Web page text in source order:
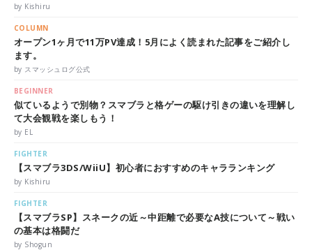
by Kishiru
COLUMN
オープン1ヶ月で11万PV達成！5月によく読まれた記事をご紹介し
ます。
by スマッシュログ公式
BEGINNER
似ているようで別物？スマブラと格ゲーの駆け引きの違いを理解し
て大会観戦を楽しもう！
by EL
FIGHTER
【スマブラ3DS/WiiU】初心者におすすめのキャラランキング
by Kishiru
FIGHTER
【スマブラSP】スネークの近～中距離で必要なA技について～戦い
の基本は格闘だ
by Shogun